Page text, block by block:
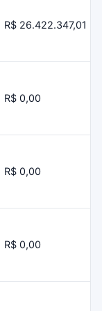
R$ 26.422.347,01
R$ 0,00
R$ 0,00
R$ 0,00